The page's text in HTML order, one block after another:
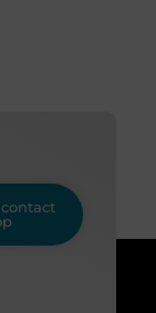
je
uitgebreide